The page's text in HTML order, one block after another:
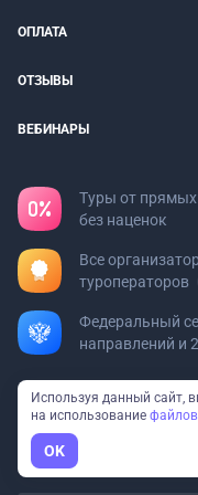
ОПЛАТА
ОТЗЫВЫ
ВЕБИНАРЫ
Туры от прямых
без наценок
Все
туроператоров
Федеральный
направлений и
Турфирмам
Хотите добавить свой
Пишите на
Используя данный сайт,
на использование файлов
OK